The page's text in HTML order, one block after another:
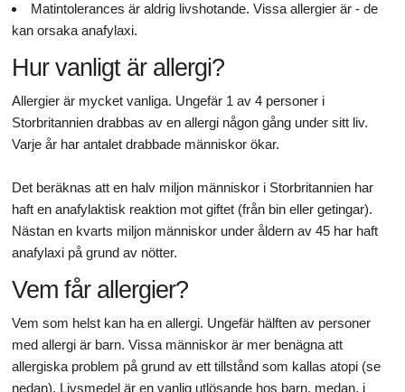
Matintolerances är aldrig livshotande. Vissa allergier är - de
kan orsaka anafylaxi.
Hur vanligt är allergi?
Allergier är mycket vanliga. Ungefär 1 av 4 personer i
Storbritannien drabbas av en allergi någon gång under sitt liv.
Varje år har antalet drabbade människor ökar.
Det beräknas att en halv miljon människor i Storbritannien har
haft en anafylaktisk reaktion mot giftet (från bin eller getingar).
Nästan en kvarts miljon människor under åldern av 45 har haft
anafylaxi på grund av nötter.
Vem får allergier?
Vem som helst kan ha en allergi. Ungefär hälften av personer
med allergi är barn. Vissa människor är mer benägna att
allergiska problem på grund av ett tillstånd som kallas atopi (se
nedan). Livsmedel är en vanlig utlösande hos barn, medan, i